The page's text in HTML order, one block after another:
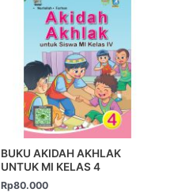
BUKU AKIDAH AKHLAK
UNTUK MI KELAS 4
Rp80.000